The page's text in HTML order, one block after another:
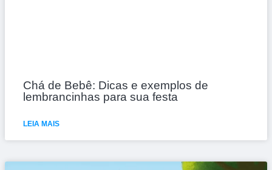
Chá de Bebê: Dicas e exemplos de
lembrancinhas para sua festa
LEIA MAIS